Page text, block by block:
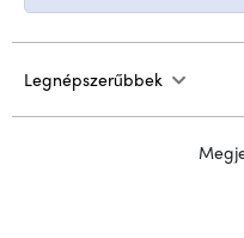
Legnépszerűbbek